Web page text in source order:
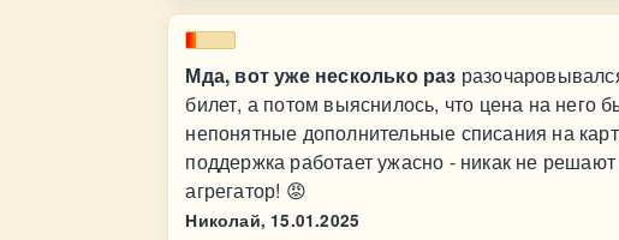
Мда, вот уже несколько раз
билет, а потом выяснилось, что цена на него
непонятные дополнительные списания на
поддержка работает ужасно - никак не
агрегатор! 😡
Николай, 15.01.2025